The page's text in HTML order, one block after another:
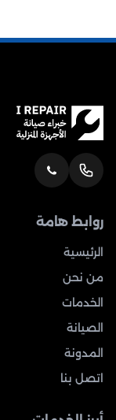
روابط هامة
الرئيسية
من نحن
الخدمات
الصيانة
المدونة
اتصل بنا